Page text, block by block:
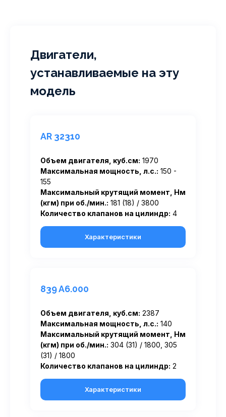
Двигатели,
устанавливаемые на эту
модель
AR 32310
Объем двигателя, куб.см: 1970
Максимальная мощность, л.с.: 150 -
155
Максимальный крутящий момент, Нм
(кгм) при об./мин.: 181 (18) / 3800
Количество клапанов на цилиндр: 4
Характеристики
839 A6.000
Объем двигателя, куб.см: 2387
Максимальная мощность, л.с.: 140
Максимальный крутящий момент, Нм
(кгм) при об./мин.: 304 (31) / 1800, 305
(31) / 1800
Количество клапанов на цилиндр: 2
Характеристики